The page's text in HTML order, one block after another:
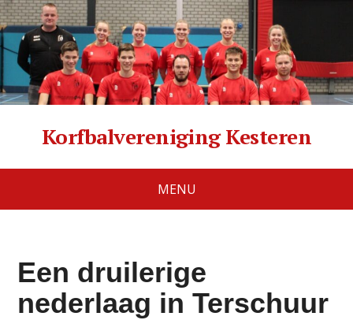
Korfbalvereniging Kesteren
MENU
Een druilerige
nederlaag in Terschuur